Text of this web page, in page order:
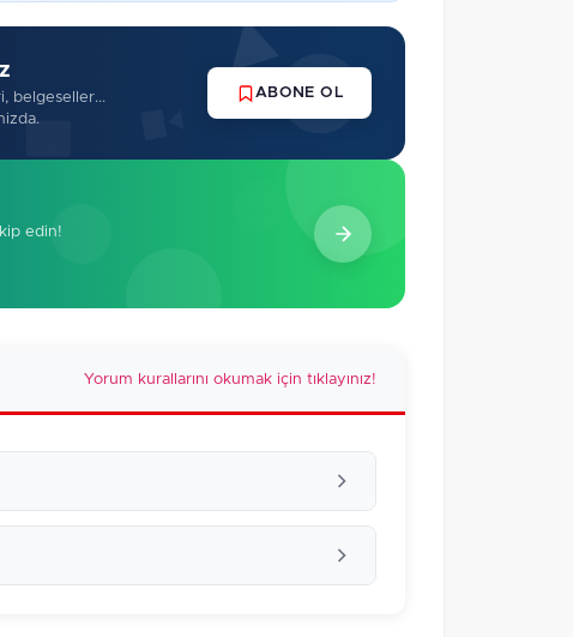
belgeseller...
ABONE OL
edin!
Yorum kurallarını okumak için tıklayınız!